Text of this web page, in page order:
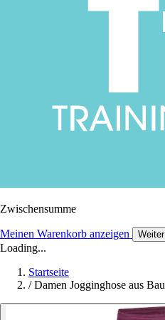
Zwischensumme
Meinen Warenkorb anzeigen
Loading...
Startseite
/ Damen Jogginghose aus